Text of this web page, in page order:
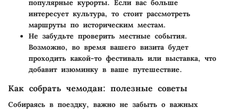
популярные курорты. Если вас больше
интересует культура, то стоит рассмотреть
маршруты по историческим местам.
Не забудьте проверить местные события.
Возможно, во время вашего визита будет
проходить какой-то фестиваль или выставка, что
добавит изюминку в ваше путешествие.
Как собрать чемодан: полезные советы
Собираясь в поездку, важно не забыть о важных